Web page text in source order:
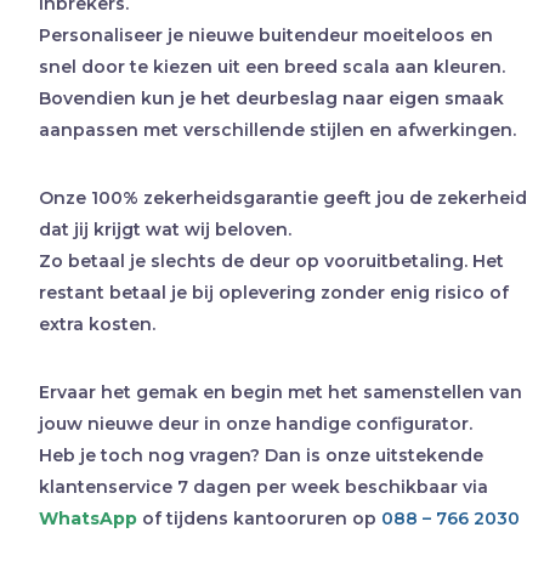
Personaliseer je nieuwe buitendeur moeiteloos en
snel door te kiezen uit een breed scala aan kleuren.
Bovendien kun je het deurbeslag naar eigen smaak
aanpassen met verschillende stijlen en afwerkingen.
Onze 100% zekerheidsgarantie geeft jou de zekerheid
dat jij krijgt wat wij beloven.
Zo betaal je slechts de deur op vooruitbetaling. Het
restant betaal je bij oplevering zonder enig risico of
extra kosten.
Ervaar het gemak en begin met het samenstellen van
jouw nieuwe deur in onze handige configurator.
Heb je toch nog vragen? Dan is onze uitstekende
klantenservice 7 dagen per week beschikbaar via
WhatsApp of tijdens kantooruren op 088 – 766 2030